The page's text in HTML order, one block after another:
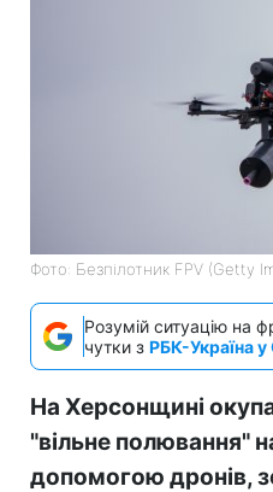
Фото: Безпілотник FPV (Getty
Розумій ситуацію на
чутки з РБК-Україна у
На Херсонщині
"вільне полювання"
допомогою дронів,